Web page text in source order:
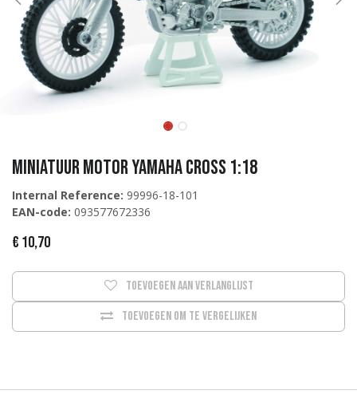
Miniatuur Motor Yamaha Cross 1:18
Internal Reference: 99996-18-101
EAN-code: 093577672336
€ 10,70
Toevoegen om te vergelijken
Toevoegen aan verlanglijst